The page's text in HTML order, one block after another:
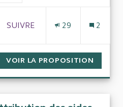
13 ABONNÉS
SUIVRE
29 2
VOIR LA PROPOSITION